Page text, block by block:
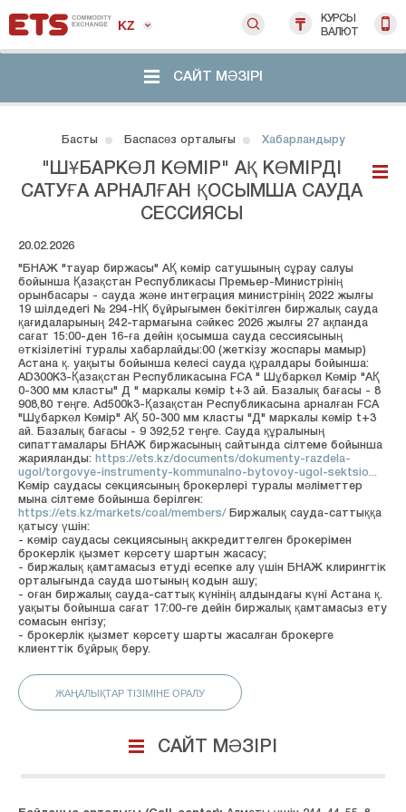
KZ
КУРСЫ
ВАЛЮТ
САЙТ МӘЗІРІ
Басты Баспасөз орталығы Хабарландыру
"ШҰБАРКӨЛ КӨМІР" АҚ КӨМІРДІ
САТУҒА АРНАЛҒАН ҚОСЫМША САУДА
СЕССИЯСЫ
20.02.2026
"БНАЖ "тауар биржасы" АҚ көмір сатушының сұрау салуы
бойынша Қазақстан Республикасы Премьер-Министрінің
орынбасары - сауда және интеграция министрінің 2022 жылғы
19 шілдедегі № 294-НҚ бұйрығымен бекітілген биржалық сауда
қағидаларының 242-тармағына сәйкес 2026 жылғы 27 ақпанда
сағат 15:00-ден 16-ға дейін қосымша сауда сессиясының
өткізілетіні туралы хабарлайды:00 (жеткізу жоспары мамыр)
Астана қ. уақыты бойынша келесі сауда құралдары бойынша:
AD300K3-Қазақстан Республикасына FCA " Шұбаркөл Көмір "АҚ
0-300 мм класты" Д " маркалы көмір t+3 ай. Базалық бағасы - 8
908,80 теңге. Аd500k3-Қазақстан Республикасына арналған FCA
"Шұбаркөл Көмір" АҚ 50-300 мм класты "Д" маркалы көмір t+3
ай. Базалық бағасы - 9 392,52 теңге. Сауда құралының
сипаттамалары БНАЖ биржасының сайтында сілтеме бойынша
жарияланды: https://ets.kz/documents/dokumenty-razdela-
ugol/torgovye-instrumenty-kommunalno-bytovoy-ugol-sektsio...
Көмір саудасы секциясының брокерлері туралы мәліметтер
мына сілтеме бойынша берілген:
https://ets.kz/markets/coal/members/ Биржалық сауда-саттыққа
қатысу үшін:
- көмір саудасы секциясының аккредиттелген брокерімен
брокерлік қызмет көрсету шартын жасасу;
- биржалық қамтамасыз етуді есепке алу үшін БНАЖ клирингтік
орталығында сауда шотының кодын ашу;
- оған биржалық сауда-саттық күнінің алдындағы күні Астана қ.
уақыты бойынша сағат 17:00-ге дейін биржалық қамтамасыз ету
сомасын енгізу;
- брокерлік қызмет көрсету шарты жасалған брокерге
клиенттік бұйрық беру.
ЖАҢАЛЫҚТАР ТІЗІМІНЕ ОРАЛУ
САЙТ МӘЗІРІ